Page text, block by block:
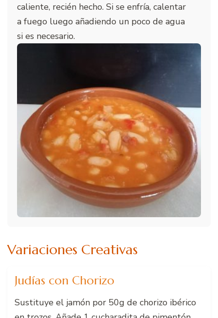
caliente, recién hecho. Si se enfría, calentar
a fuego luego añadiendo un poco de agua
si es necesario.
Variaciones Creativas
Judías con Chorizo
Sustituye el jamón por 50g de chorizo ibérico